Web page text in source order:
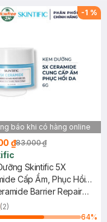
-1 %
báo khi có hàng online
₫83.000 ₫
Skintific 5X
Cấp Ẩm, Phục Hồi
Barrier Repair
Gel - Mini Size
(2)
64%